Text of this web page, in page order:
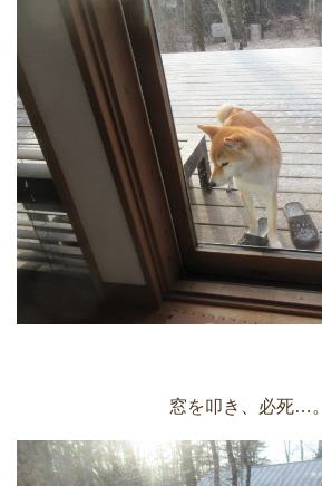
窓を叩き、必死…。